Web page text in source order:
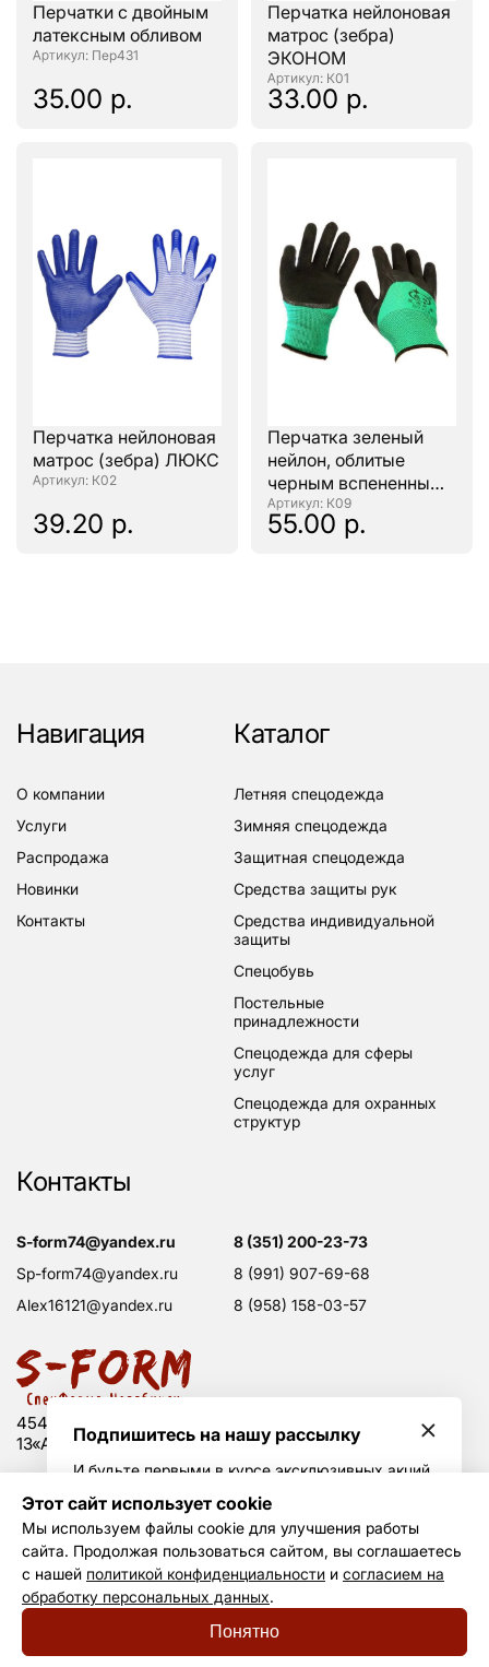
Перчатки с двойным
латексным обливом
: Пер431
35.00 р.
Перчатка нейлоновая
матрос (зебра)
ЭКОНОМ
: К01
33.00 р.
Перчатка нейлоновая
матрос (зебра) ЛЮКС
: К02
39.20 р.
Перчатка зеленый
нейлон, облитые
черным вспененным
латексом (глубокий
облив)
: К09
55.00 р.
454008 Россия, г. Челябинск, Свердловский тракт,
13«А», оф. 203
Навигация
о компании
услуги
распродажа
новинки
контакты
Каталог
летняя спецодежда
зимняя спецодежда
защитная спецодежда
средства защиты рук
средства индивидуальной
защиты
спецобувь
постельные
принадлежности
спецодежда для сферы
услуг
спецодежда для охранных
структур
Контакты
s-form74@yandex.ru
sp-form74@yandex.ru
alex16121@yandex.ru
8 (351) 200-23-73
8 (991) 907-69-68
8 (958) 158-03-57
© S-form, 2011—2026
Политика конфиденциальности
Согласие на обработку данных
Создание сайта — Не Агентство
Подпишитесь на нашу рассылку
И будьте первыми в курсе эксклюзивных акций
Я принимаю условияполитики
персональных данных.
Этот сайт использует cookie
Мы используем файлы cookie для улучшения работы
сайта. Продолжая пользоваться сайтом, вы соглашаетесь
с нашей политикой конфиденциальности и согласием на
обработку персональных данных.
Понятно